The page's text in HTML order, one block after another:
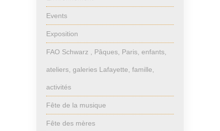
Events
Exposition
FAO Schwarz , Pâques, Paris, enfants,
ateliers, galeries Lafayette, famille,
activités
Fête de la musique
Fête des mères